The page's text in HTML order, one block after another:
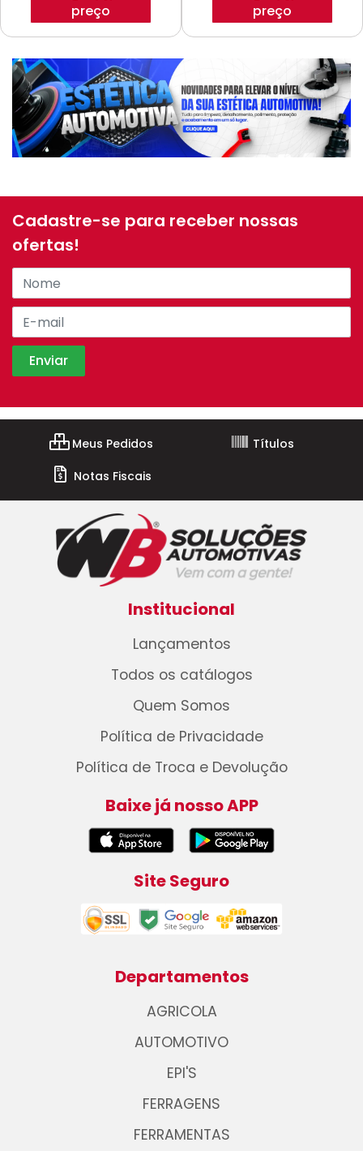
preço
preço
Cadastre-se para receber nossas
ofertas!
Meus Pedidos
Títulos
Notas Fiscais
Institucional
Lançamentos
Todos os catálogos
Quem Somos
Política de Privacidade
Política de Troca e Devolução
Baixe já nosso APP
Site Seguro
Departamentos
AGRICOLA
AUTOMOTIVO
EPI'S
FERRAGENS
FERRAMENTAS